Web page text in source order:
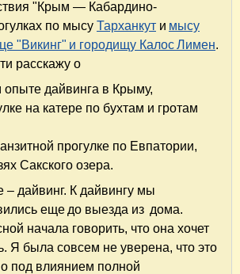
"Крым — Кабардино-
по мысу Тарханкут и мысу
"Викинг" и городищу Калос Лимен.
расскажу о
опыте дайвинга в Крыму,
на катере по бухтам и гротам
прогулке по Евпатории,
Сакского озера.
– дайвинг. К дайвингу мы
еще до выезда из дома.
начала говорить, что она хочет
Я была совсем не уверена, что это
под влиянием полной